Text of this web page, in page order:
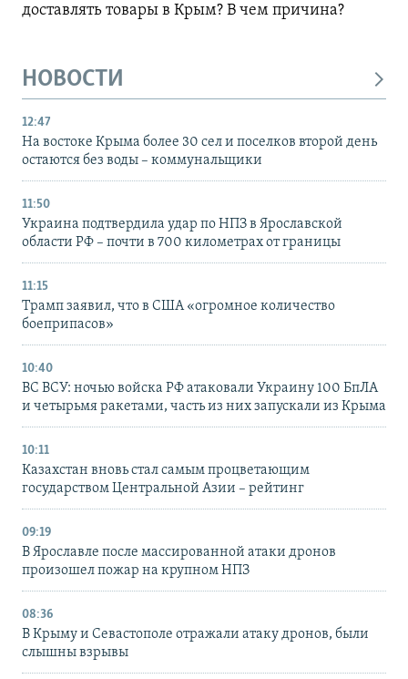
доставлять товары в Крым? В чем причина?
НОВОСТИ
12:47
На востоке Крыма более 30 сел и поселков второй день
остаются без воды – коммунальщики
11:50
Украина подтвердила удар по НПЗ в Ярославской
области РФ – почти в 700 километрах от границы
11:15
Трамп заявил, что в США «огромное количество
боеприпасов»
10:40
ВС ВСУ: ночью войска РФ атаковали Украину 100 БпЛА
и четырьмя ракетами, часть из них запускали из Крыма
10:11
Казахстан вновь стал самым процветающим
государством Центральной Азии – рейтинг
09:19
В Ярославле после массированной атаки дронов
произошел пожар на крупном НПЗ
08:36
В Крыму и Севастополе отражали атаку дронов, были
слышны взрывы